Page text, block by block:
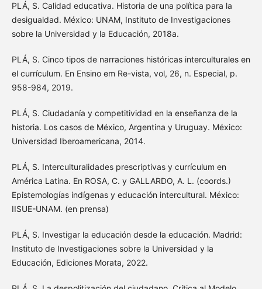
PLÁ, S. Calidad educativa. Historia de una política para la
desigualdad. México: UNAM, Instituto de Investigaciones
sobre la Universidad y la Educación, 2018a.
PLÁ, S. Cinco tipos de narraciones históricas interculturales en
el currículum. En Ensino em Re-vista, vol, 26, n. Especial, p.
958-984, 2019.
PLÁ, S. Ciudadanía y competitividad en la enseñanza de la
historia. Los casos de México, Argentina y Uruguay. México:
Universidad Iberoamericana, 2014.
PLÁ, S. Interculturalidades prescriptivas y currículum en
América Latina. En ROSA, C. y GALLARDO, A. L. (coords.)
Epistemologías indígenas y educación intercultural. México:
IISUE-UNAM. (en prensa)
PLÁ, S. Investigar la educación desde la educación. Madrid:
Instituto de Investigaciones sobre la Universidad y la
Educación, Ediciones Morata, 2022.